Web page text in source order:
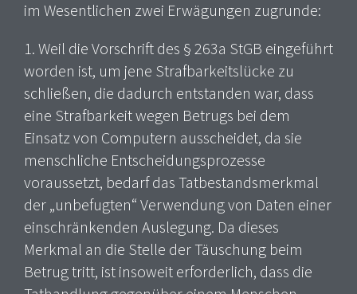
im Wesentlichen zwei Erwägungen zugrunde:
1. Weil die Vorschrift des § 263a StGB eingeführt
worden ist, um jene Strafbarkeitslücke zu
schließen, die dadurch entstanden war, dass
eine Strafbarkeit wegen Betrugs bei dem
Einsatz von Computern ausscheidet, da sie
menschliche Entscheidungsprozesse
voraussetzt, bedarf das Tatbestandsmerkmal
der „unbefugten“ Verwendung von Daten einer
einschränkenden Auslegung. Da dieses
Merkmal an die Stelle der Täuschung beim
Betrug tritt, ist insoweit erforderlich, dass die